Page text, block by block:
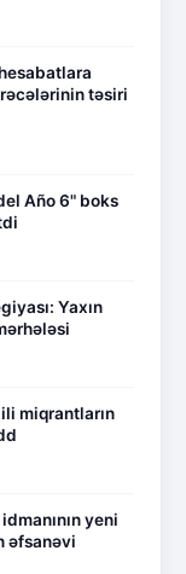
təsiri
Año 6" boks
Yaxın
miqrantların
yeni
əfsanəvi